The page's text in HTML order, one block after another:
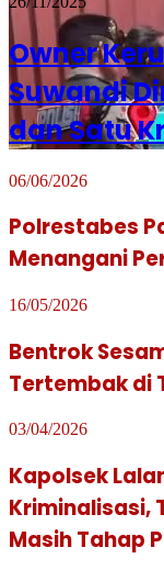
Owner
Suwandi
dan Satu
06/06/2026
Polrestabes
Menangani
16/05/2026
Bentrok
Tertembak di
03/04/2026
Kapolsek
Kriminalisasi,
Masih Tahap